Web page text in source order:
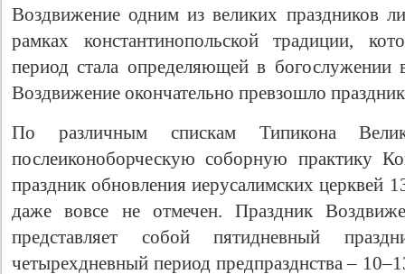
Воздвижение одним из великих праздников
рамках константинопольской традиции,
период стала определяющей в богослужении
Воздвижение окончательно превзошло
По различным спискам Типикона
послеиконоборческую соборную практику
праздник обновления иерусалимских церквей
даже вовсе не отмечен. Праздник
представляет собой пятидневный
четырехдневный период предпразднства –